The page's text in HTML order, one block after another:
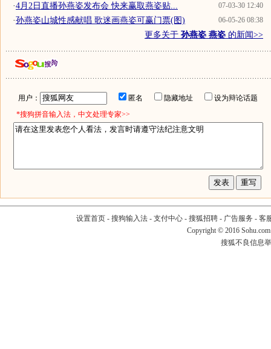
07-03-30 12:40
·4月2日直播孙燕姿发布会 快来赢取燕姿贴...
06-05-26 08:38
·孙燕姿山城性感献唱 歌迷画燕姿可赢门票(图)
更多关于 孙燕姿 燕姿 的新闻>>
用户： 匿名 隐藏地址
设为辩论话题
*搜狗拼音输入法，中文处理专家>>
设置首页- 搜狗输入法- 支付中心- 搜狐招聘- 广告服务 - 客
Copyright © 2016
搜狐不良信息